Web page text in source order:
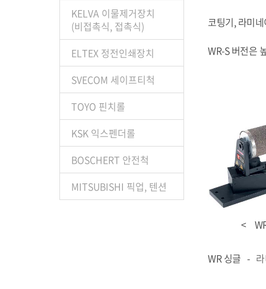
KELVA 이물제거장치
(비접촉식, 접촉식)
ELTEX 정전인쇄장치
SVECOM 세이프티척
TOYO 핀치롤
KSK 익스펜더롤
BOSCHERT 안전척
MITSUBISHI 픽업, 텐션
코팅기, 라미
WR-S 버전은
< WR.50
WR 싱글 -